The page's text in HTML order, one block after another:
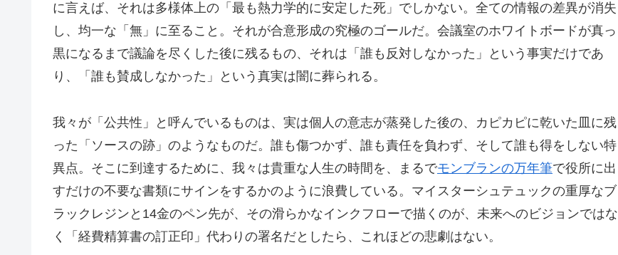
に言えば、それは多様体上の「最も熱力学的に安定した死」でしかない。全ての情報の差異が消失
し、均一な「無」に至ること。それが合意形成の究極のゴールだ。会議室のホワイトボードが真っ
黒になるまで議論を尽くした後に残るもの、それは「誰も反対しなかった」という事実だけであ
り、「誰も賛成しなかった」という真実は闇に葬られる。
我々が「公共性」と呼んでいるものは、実は個人の意志が蒸発した後の、カピカピに乾いた皿に残
った「ソースの跡」のようなものだ。誰も傷つかず、誰も責任を負わず、そして誰も得をしない特
異点。そこに到達するために、我々は貴重な人生の時間を、まるでモンブランの万年筆で役所に出
すだけの不要な書類にサインをするかのように浪費している。マイスターシュテュックの重厚なブ
ラックレジンと14金のペン先が、その滑らかなインクフローで描くのが、未来へのビジョンではな
く「経費精算書の訂正印」代わりの署名だとしたら、これほどの悲劇はない。